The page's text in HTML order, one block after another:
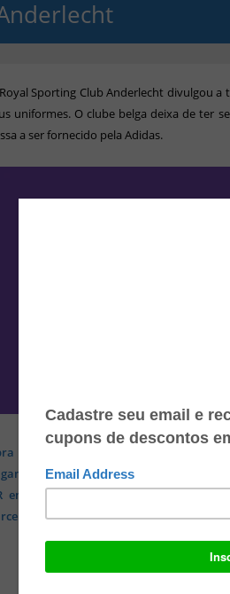
Sporting Club Anderlecht divulgou
uniformes. O clube belga deixa de ter
a ser fornecido pela Adidas.
sua conta digital 100% gratuita no
para: Recarregar seu celular,
em milhares de lugares. Multiplique
e aproveite todos os benefícios!